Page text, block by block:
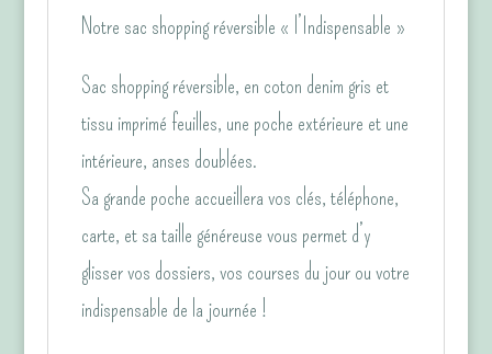
Notre sac shopping réversible « l’Indispensable »
Sac shopping réversible, en coton denim gris et
tissu imprimé feuilles, une poche extérieure et une
intérieure, anses doublées.
Sa grande poche accueillera vos clés, téléphone,
carte, et sa taille généreuse vous permet d’y
glisser vos dossiers, vos courses du jour ou votre
indispensable de la journée !